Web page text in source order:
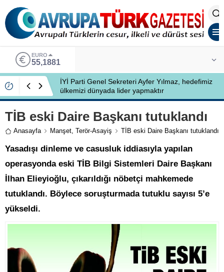
EURO
55,1881
İYİ Parti Genel Sekreteri Ayfer Yılmaz, hedefimiz
ülkemizi dünyada lider yapmaktır
TİB eski Daire Başkanı tutuklandı
Anasayfa Manşet, Terör-Asayiş TİB eski Daire Başkanı tutuklandı
Yasadışı dinleme ve casusluk iddiasıyla yapılan
operasyonda eski TİB Bilgi Sistemleri Daire Başkanı
İlhan Elieyioğlu, çıkarıldığı nöbetçi mahkemede
tutuklandı. Böylece soruşturmada tutuklu sayısı 5’e
yükseldi.